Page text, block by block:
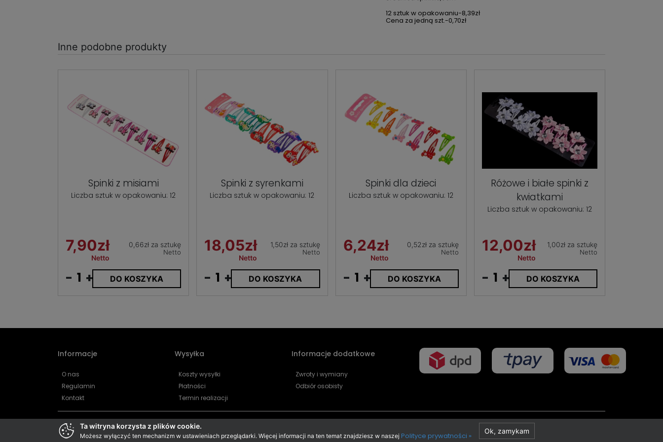
12 sztuk w opakowaniu-8,39zł
Cena za jedną szt.-0,70zł
Inne podobne produkty
Spinki z misiami
Liczba sztuk w opakowaniu: 12
7,90zł
Netto
0,66zł za sztukę
Netto
- + DO KOSZYKA
Spinki z syrenkami
Liczba sztuk w opakowaniu: 12
18,05zł
Netto
1,50zł za sztukę
Netto
- + DO KOSZYKA
Spinki dla dzieci
Liczba sztuk w opakowaniu: 12
6,24zł
Netto
0,52zł za sztukę
Netto
- + DO KOSZYKA
Różowe i białe spinki z
kwiatkami
Liczba sztuk w opakowaniu: 12
12,00zł
Netto
1,00zł za sztukę
Netto
- + DO KOSZYKA
Informacje
O nas
Regulamin
Kontakt
Wysyłka
Koszty wysyłki
Płatności
Termin realizacji
Informacje dodatkowe
Zwroty i wymiany
Odbiór osobisty
Projekt i realizacja
Ta witryna korzysta z plików cookie.
Możesz wyłączyć ten mechanizm w ustawieniach przeglądarki. Więcej informacji na ten temat znajdziesz w naszej Polityce prywatności »
Ok, zamykam